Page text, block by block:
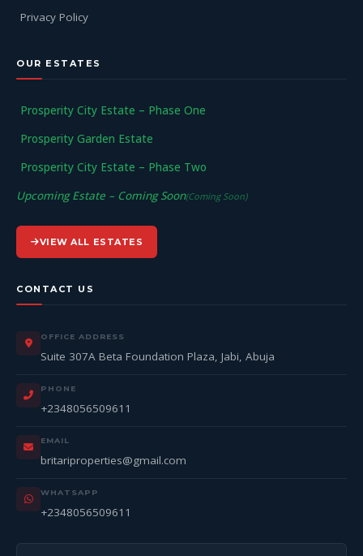
Privacy Policy
OUR ESTATES
Prosperity City Estate – Phase One
Prosperity Garden Estate
Prosperity City Estate – Phase Two
Upcoming Estate – Coming Soon(Coming Soon)
VIEW ALL ESTATES
CONTACT US
OFFICE ADDRESS
Suite 307A Beta Foundation Plaza, Jabi, Abuja
PHONE
+2348056509611
EMAIL
britariproperties@gmail.com
WHATSAPP
+2348056509611